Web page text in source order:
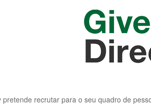
pretende recrutar para o seu quadro de